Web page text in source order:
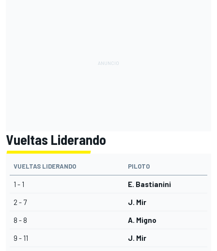
Vueltas Liderando
VUELTAS LIDERANDO PILOTO
1 - 1 E. Bastianini
2 - 7 J. Mir
8 - 8 A. Migno
9 - 11 J. Mir